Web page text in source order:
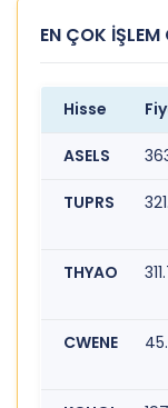
EN ÇOK İŞLEM
Hisse
ASELS
TUPRS
THYAO
CWENE